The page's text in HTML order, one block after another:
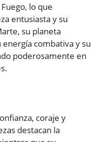
lo que
entusiasta y su
su planeta
combativa y su
poderosamente en
coraje y
destacan la